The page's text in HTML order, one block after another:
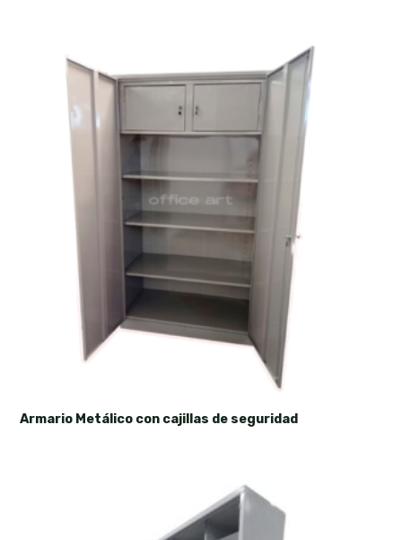
Armario Metálico con cajillas de seguridad